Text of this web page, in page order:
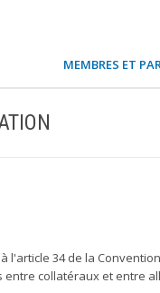
MEMBRES ET
l'article 34 de la
collatéraux et entre